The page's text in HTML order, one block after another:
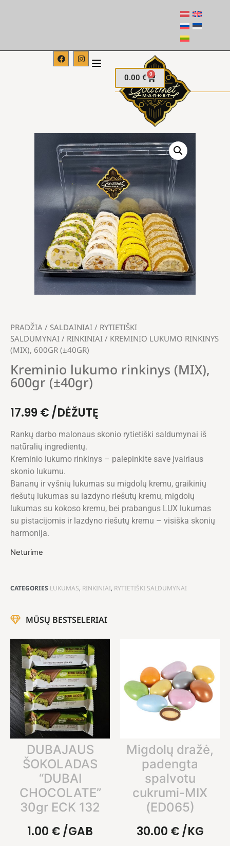
0.00 € 0
PRADŽIA / SALDAINIAI / RYTIETIŠKI
SALDUMYNAI / RINKINIAI / KREMINIO LUKUMO RINKINYS
(MIX), 600GR (±40GR)
Kreminio lukumo rinkinys (MIX),
600gr (±40gr)
17.99€/DĖŽUTĘ
Rankų darbo malonaus skonio rytietiški saldumynai iš
natūralių ingredientų.
Kreminio lukumo rinkinys – palepinkite save įvairiaus
skonio lukumu.
Bananų ir vyšnių lukumas su migdolų kremu, graikinių
riešutų lukumas su lazdyno riešutų kremu, migdolų
lukumas su kokoso kremu, bei prabangus LUX lukumas
su pistacijomis ir lazdyno riešutų kremu – visiška skonių
harmonija.
Neturime
CATEGORIES LUKUMAS, RINKINIAI, RYTIETIŠKI SALDUMYNAI
MŪSŲ BESTSELERIAI
DUBAJAUS
ŠOKOLADAS
“DUBAI
CHOCOLATE”
30gr ECK 132
1.00 €/GAB
Migdolų dražė,
padengta
spalvotu
cukrumi-MIX
(ED065)
30.00 €/KG